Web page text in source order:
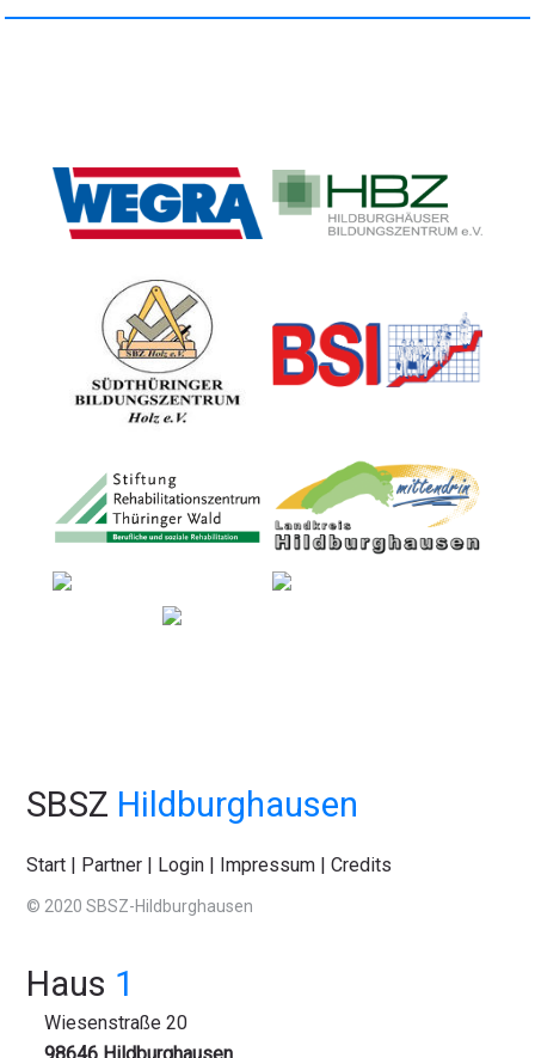
SBSZ Hildburghausen
Start Partner Login Impressum |Credits
© 2020 SBSZ-Hildburghausen
Haus 1
Wiesenstraße 20